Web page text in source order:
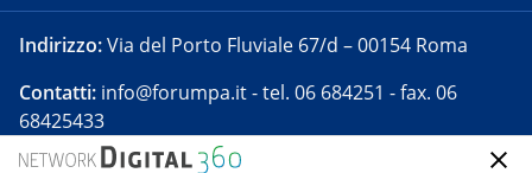
Indirizzo:Via del Porto Fluviale 67/d – 00154 Roma
Contatti: info@forumpa.it- tel. 06 684251 - fax. 06
68425433